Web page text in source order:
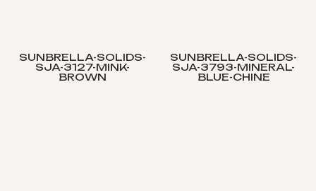
SUNBRELLA-SOLIDS-
SJA-3127-MINK-
BROWN
SUNBRELLA-SOLIDS-
SJA-3793-MINERAL-
BLUE-CHINE